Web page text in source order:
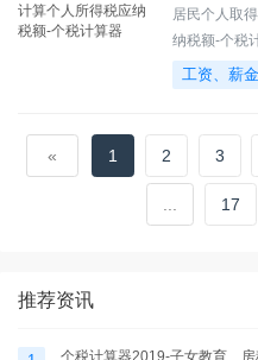
居民个人取
纳税额-个税
工资、薪
« 1 2 3
17
推荐资讯
个税计算器2019-子女教育、